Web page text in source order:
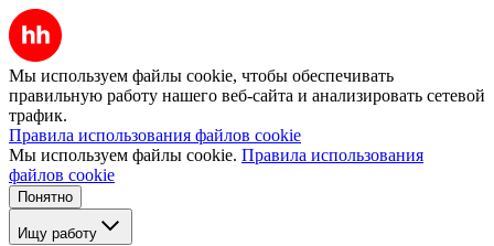
Мы используем файлы cookie, чтобы обеспечивать
правильную работу нашего веб-сайта и анализировать сетевой
трафик.
Правила использования файлов cookie
Мы используем файлы cookie. Правила использования
файлов cookie
Понятно
Ищу работу